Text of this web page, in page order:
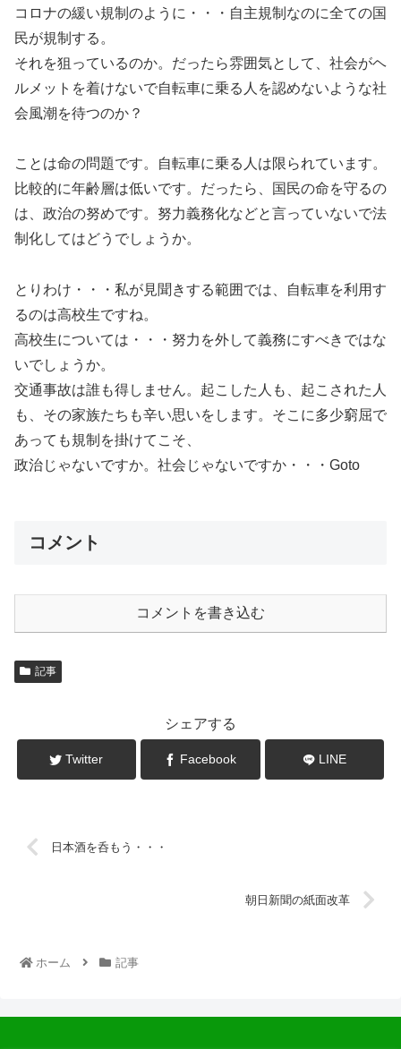
コロナの緩い規制のように・・・自主規制なのに全ての国
民が規制する。
それを狙っているのか。だったら雰囲気として、社会がヘ
ルメットを着けないで自転車に乗る人を認めないような社
会風潮を待つのか？
ことは命の問題です。自転車に乗る人は限られています。
比較的に年齢層は低いです。だったら、国民の命を守るの
は、政治の努めです。努力義務化などと言っていないで法
制化してはどうでしょうか。
とりわけ・・・私が見聞きする範囲では、自転車を利用す
るのは高校生ですね。
高校生については・・・努力を外して義務にすべきではな
いでしょうか。
交通事故は誰も得しません。起こした人も、起こされた人
も、その家族たちも辛い思いをします。そこに多少窮屈で
あっても規制を掛けてこそ、
政治じゃないですか。社会じゃないですか・・・Goto
コメント
コメントを書き込む
記事
シェアする
Twitter Facebook LINE
日本酒を呑もう・・・
朝日新聞の紙面改革
ホーム 記事